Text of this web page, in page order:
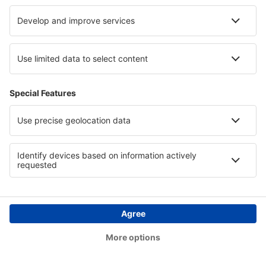
Hotels in Texas Hotels in der Fränkischen Schweiz
Hotels in Herrera Hotels in Alta-Snowbird
Copyright © eSkyTravel.de. Alle Rechte vorbehalten.